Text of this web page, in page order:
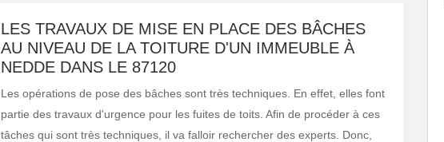
LES TRAVAUX DE MISE EN PLACE DES BÂCHES
AU NIVEAU DE LA TOITURE D'UN IMMEUBLE À
NEDDE DANS LE 87120
Les opérations de pose des bâches sont très techniques. En effet, elles font
partie des travaux d'urgence pour les fuites de toits. Afin de procéder à ces
tâches qui sont très techniques, il va falloir rechercher des experts. Donc,